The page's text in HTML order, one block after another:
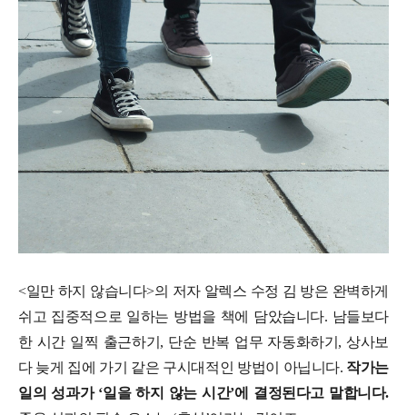
<일만 하지 않습니다>의 저자 알렉스 수정 김 방은 완벽하게
쉬고 집중적으로 일하는 방법을 책에 담았습니다. 남들보다
한 시간 일찍 출근하기, 단순 반복 업무 자동화하기, 상사보
다 늦게 집에 가기 같은 구시대적인 방법이 아닙니다. 작가는
일의 성과가 ‘일을 하지 않는 시간’에 결정된다고 말합니다.